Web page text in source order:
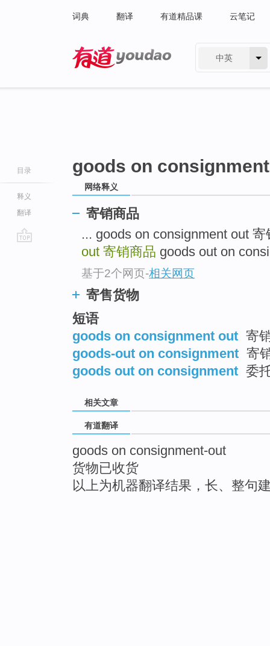
词典 翻译 有道精品课 云笔记
中英
目录
释义
翻译
goods on
网络释义
寄销商品
... goods on consignment out
out 寄销商品 goods out on
基于2个网页-相关网页
寄售货物
短语
goods on consignment out 寄
goods-out on consignment 寄
goods out on consignment 委
相关文章
有道翻译
goods on consignment-out
货物已收货
以上为机器翻译结果，长、整句